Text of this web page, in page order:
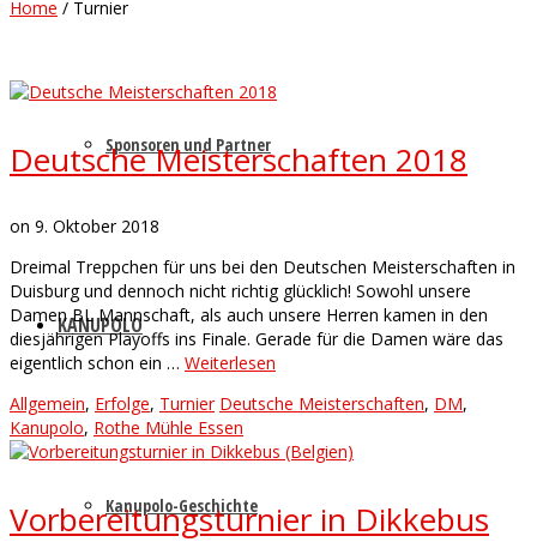
Sponsoren und Partner
KANUPOLO
Kanupolo-Geschichte
Home / Turnier
Deutsche Meisterschaften 2018
on 9. Oktober 2018
Dreimal Treppchen für uns bei den Deutschen Meisterschaften in
Duisburg und dennoch nicht richtig glücklich! Sowohl unsere
Damen BL Mannschaft, als auch unsere Herren kamen in den
diesjährigen Playoffs ins Finale. Gerade für die Damen wäre das
eigentlich schon ein … Weiterlesen
Allgemein, Erfolge, Turnier Deutsche Meisterschaften, DM,
Kanupolo, Rothe Mühle Essen
Vorbereitungsturnier in Dikkebus